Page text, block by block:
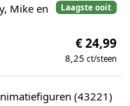
Laagste ooit
Mike en
€ 24,99
8,25 ct/steen
(43221)